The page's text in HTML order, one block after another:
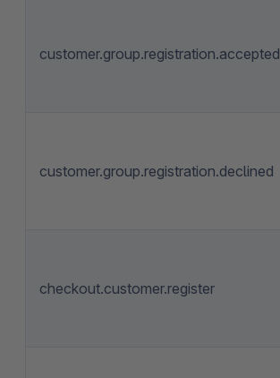
customer.group.registration.accepted
customer.group.registration.declined
checkout.customer.register